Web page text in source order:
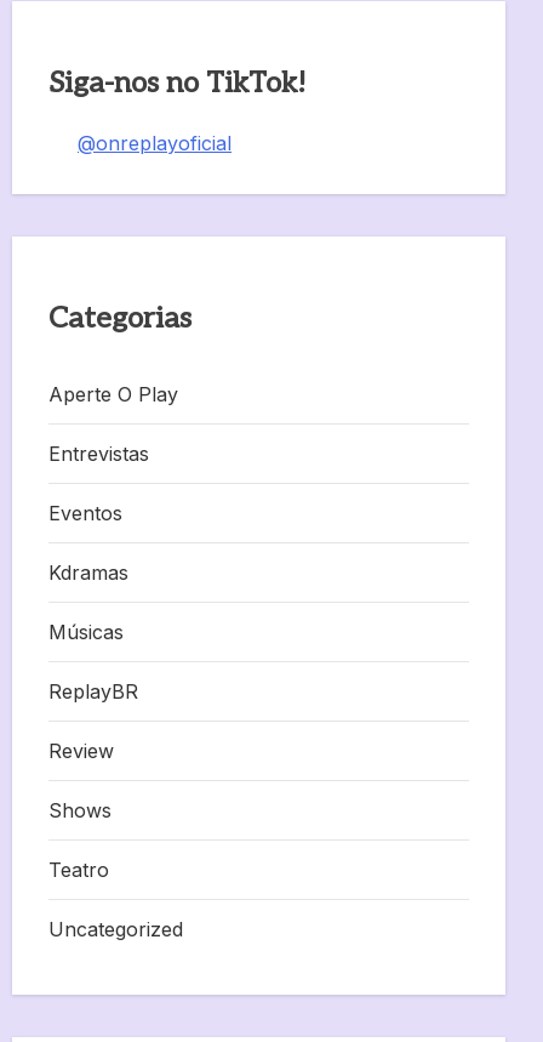
Siga-nos no TikTok!
@onreplayoficial
Categorias
Aperte O Play
Entrevistas
Eventos
Kdramas
Músicas
ReplayBR
Review
Shows
Teatro
Uncategorized